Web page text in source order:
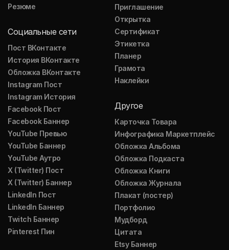
Резюме
Социальные сети
Пост ВКонтакте
История ВКонтакте
Обложка ВКонтакте
Instagram Пост
Instagram История
Facebook Пост
Facebook Баннер
YouTube Превью
YouTube Баннер
YouTube Аутро
X (Twitter) Пост
X (Twitter) Баннер
LinkedIn Пост
LinkedIn Баннер
Twitch Баннер
Pinterest Пин
Приглашение
Открытка
Сертификат
Этикетка
Планер
Грамота
Наклейки
Другое
Карточка Товара
Инфографика Маркетплейс
Обложка Альбома
Обложка Подкаста
Обложка Книги
Обложка Журнала
Плакат (постер)
Портфолио
Мудборд
Цитата
Etsy Баннер